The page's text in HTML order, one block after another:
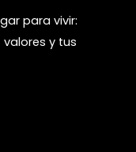
para vivir:
y tus